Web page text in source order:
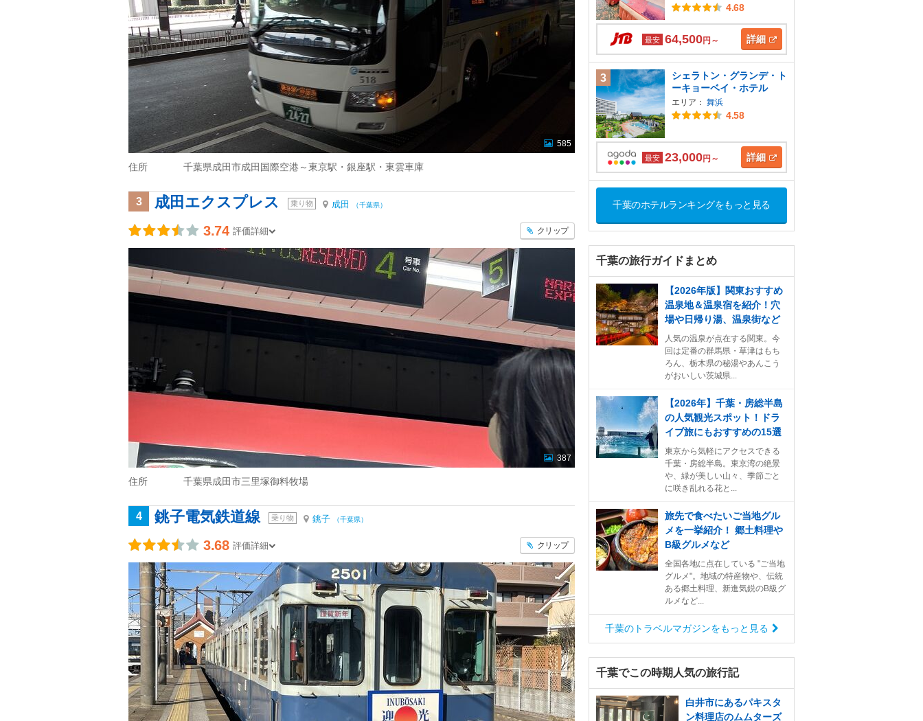
585
住所 千葉県成田市成田国際空港～東京駅・銀座駅・東雲車庫
3 成田エクスプレス 乗り物 成田 （千葉県）
3.74 評価詳細 クリップ
387
住所 千葉県成田市三里塚御料牧場
4 銚子電気鉄道線 乗り物 銚子 （千葉県）
3.68 評価詳細 クリップ
4.68
最安 64,500円～ 詳細
3
シェラトン・グランデ・ト
ーキョーベイ・ホテル
エリア： 舞浜
4.58
最安 23,000円～ 詳細
千葉のホテルランキングをもっと見る
千葉の旅行ガイドまとめ
【2026年版】関東おすすめ
温泉地＆温泉宿を紹介！穴
場や日帰り湯、温泉街など
人気の温泉が点在する関東。今
回は定番の群馬県・草津はもち
ろん、栃木県の秘湯やあんこう
がおいしい茨城県...
【2026年】千葉・房総半島
の人気観光スポット！ドラ
イブ旅にもおすすめの15選
東京から気軽にアクセスできる
千葉・房総半島。東京湾の絶景
や、緑が美しい山々、季節ごと
に咲き乱れる花と...
旅先で食べたいご当地グル
メを一挙紹介！ 郷土料理や
B級グルメなど
全国各地に点在している "ご当地
グルメ"。地域の特産物や、伝統
ある郷土料理、新進気鋭のB級グ
ルメなど...
千葉のトラベルマガジンをもっと見る
千葉でこの時期人気の旅行記
白井市にあるパキスタ
ン料理店のムムターズ